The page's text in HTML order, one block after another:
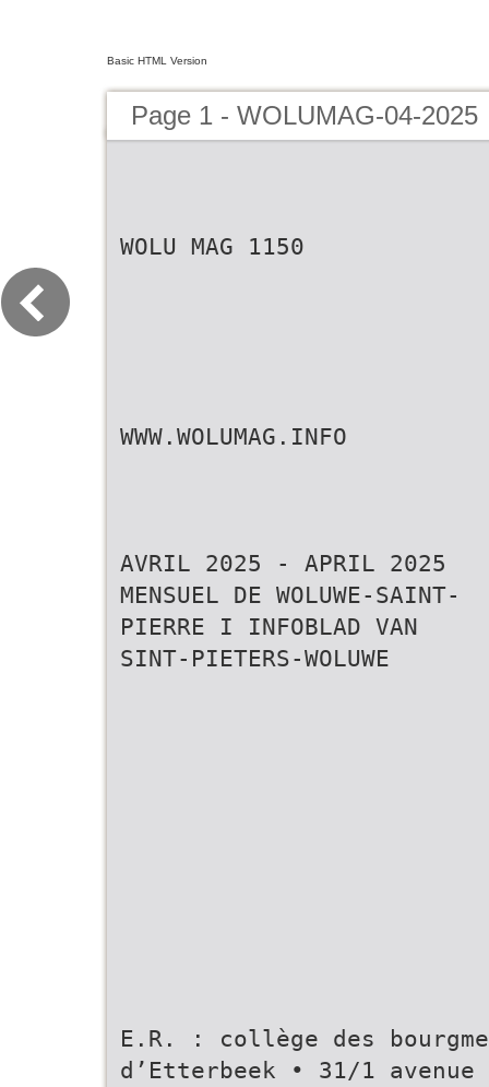
Basic HTML Version
Page 1 - WOLUMAG-04-2025
WOLU MAG 1150
WWW.WOLUMAG.INFO
AVRIL 2025 - APRIL 2025
MENSUEL DE WOLUWE-SAINT-
PIERRE I INFOBLAD VAN
SINT-PIETERS-WOLUWE
E.R. : collège des
d’Etterbeek • 31/1 avenue